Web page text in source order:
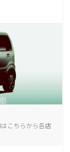
こちらから各店